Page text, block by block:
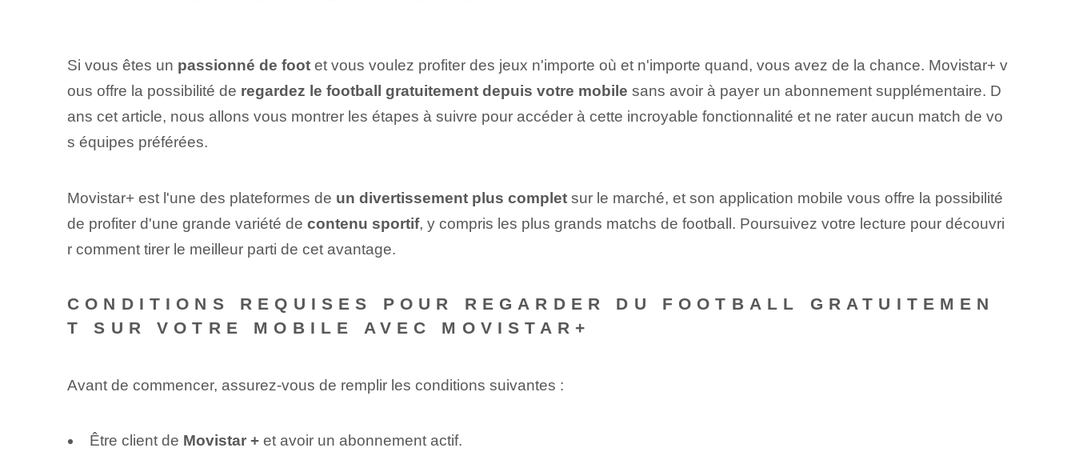
Si vous êtes un passionné de footet vous voulez⁢ profiter des jeux n'importe où et n'importe quand, vous avez de la chance. Movistar+ v
ous offre la possibilité de regardez le football gratuitement depuis votre mobile sans avoir à payer un abonnement supplémentaire⁢. D
ans cet article, nous allons vous montrer les étapes à suivre pour accéder à cette incroyable fonctionnalité et ne rater aucun match de vo
s équipes préférées.
Movistar+ est l'une des plateformes de un divertissement plus completsur le marché, et son application mobile vous offre la possibilité
de profiter d'une grande variété de contenu sportif, y compris les plus grands matchs de football.⁢ Poursuivez votre lecture pour découvri
r comment tirer le meilleur parti de cet avantage.
CONDITIONS REQUISES POUR REGARDER DU FOOTBALL GRATUITEMEN
T SUR VOTRE MOBILE AVEC MOVISTAR+
Avant de commencer, assurez-vous de remplir les conditions suivantes :
Être client de Movistar +et avoir un abonnement actif.